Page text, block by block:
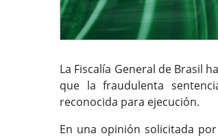
La Fiscalía General de Brasil
que la fraudulenta
reconocida para ejecución.
En una opinión solicitada